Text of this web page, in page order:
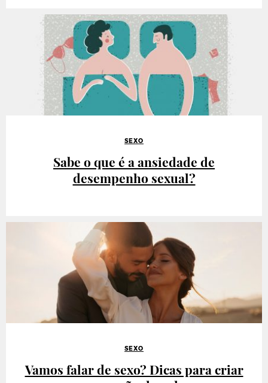
SEXO
Sabe o que é a ansiedade de
desempenho sexual?
SEXO
Vamos falar de sexo? Dicas para criar